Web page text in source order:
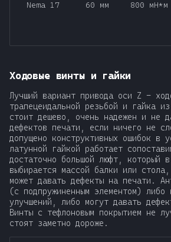
Nema 17 60 мм 800 мН*м
Ходовые винты и гайки
Лучший вариант привода оси Z -
трапецеидальной резьбой и гайка
стоит дешево, очень надежен и не
дефектов печати, если ничего не
допущено конструктивных ошибок в
латунной гайкой работает
достаточно большой люфт, который
выбирается массой балки или
может давать дефекты на печати.
(с подпружиненным элементом) либо
улучшений, либо могут давать
Винты с тефлоновым покрытием не
стоят заметно дороже.